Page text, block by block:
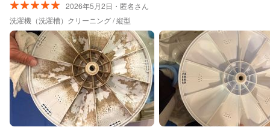
梅雨入りが近いですが明日から洗濯が楽しみです。 人気があるお
店のようで昨日も遅くまで作業、 今日も夕方にもう一軒行かれる
とのことでしたが、 持ち込まれたお掃除道具も整頓されて清潔で
感心しました。 実直な仕事ぶりはお人柄ですね。 また是非石村商
店さんにお願いしたいと思います！ 本日はありがとうございまし
た。
2026年5月2日・匿名さん
洗濯機（洗濯槽）クリーニング / 縦型